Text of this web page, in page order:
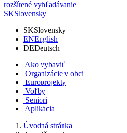
rozšírené vyhľadávanie
SKSlovensky
SKSlovensky
ENEnglish
DEDeutsch
Ako vybaviť
Organizácie v obci
Europrojekty
Voľby
Seniori
Aplikácia
Úvodná stránka